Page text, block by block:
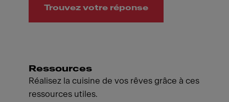
Trouvez votre réponse
Ressources
Réalisez la cuisine de vos rêves grâce à ces
ressources utiles.